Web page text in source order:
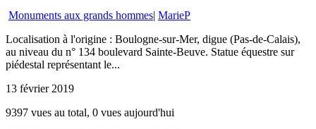
Monuments aux grands hommes| MarieP
Localisation à l'origine : Boulogne-sur-Mer, digue (Pas-de-Calais),
au niveau du n° 134 boulevard Sainte-Beuve. Statue équestre sur
piédestal représentant le...
13 février 2019
9397 vues au total, 0 vues aujourd'hui